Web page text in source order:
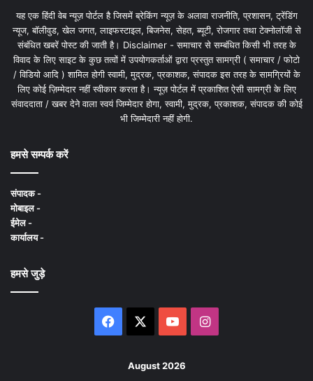
यह एक हिंदी वेब न्यूज़ पोर्टल है जिसमें ब्रेकिंग न्यूज़ के अलावा राजनीति, प्रशासन, ट्रेंडिंग
न्यूज, बॉलीवुड, खेल जगत, लाइफस्टाइल, बिजनेस, सेहत, ब्यूटी, रोजगार तथा टेक्नोलॉजी से
संबंधित खबरें पोस्ट की जाती है। Disclaimer - समाचार से सम्बंधित किसी भी तरह के
विवाद के लिए साइट के कुछ तत्वों में उपयोगकर्ताओं द्वारा प्रस्तुत सामग्री ( समाचार / फोटो
/ विडियो आदि ) शामिल होगी स्वामी, मुद्रक, प्रकाशक, संपादक इस तरह के सामग्रियों के
लिए कोई ज़िम्मेदार नहीं स्वीकार करता है। न्यूज़ पोर्टल में प्रकाशित ऐसी सामग्री के लिए
संवाददाता / खबर देने वाला स्वयं जिम्मेदार होगा, स्वामी, मुद्रक, प्रकाशक, संपादक की कोई
भी जिम्मेदारी नहीं होगी.
हमसे सम्पर्क करें
संपादक -
मोबाइल -
ईमेल -
कार्यालय -
हमसे जुड़े
Facebook YouTubeInstagram
August 2026